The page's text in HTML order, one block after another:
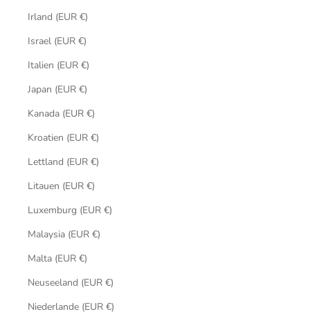
Irland (EUR €)
Israel (EUR €)
Italien (EUR €)
Japan (EUR €)
Kanada (EUR €)
Kroatien (EUR €)
Lettland (EUR €)
Litauen (EUR €)
Luxemburg (EUR €)
Malaysia (EUR €)
Malta (EUR €)
Neuseeland (EUR €)
Niederlande (EUR €)